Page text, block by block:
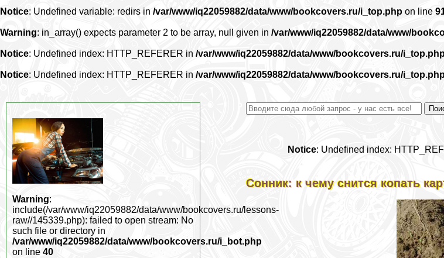
Notice: Undefined variable: redirs in /var/www/iq22059882/data/www/bookcovers.ru/i_top.php on line
Warning: in_array() expects parameter 2 to be array, null given in /var/www/iq22059882/data/www/
Notice: Undefined index: HTTP_REFERER in /var/www/iq22059882/data/www/bookcovers.ru/i_top.php
Notice: Undefined index: HTTP_REFERER in /var/www/iq22059882/data/www/bookcovers.ru/
Notice: Undefined index:
Сонник: к чему снится копать
Warning:
include(/var/www/iq22059882/data/www/bookcovers.ru/lessons-
raw//145339.php): failed to open stream: No
such file or directory in
/var/www/iq22059882/data/www/bookcovers.ru/i_bot.php
on line 40